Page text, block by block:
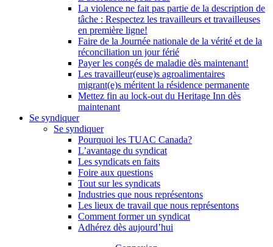
La violence ne fait pas partie de la description de
tâche : Respectez les travailleurs et travailleuses
en première ligne!
Faire de la Journée nationale de la vérité et de la
réconciliation un jour férié
Payer les congés de maladie dès maintenant!
Les travailleur(euse)s agroalimentaires
migrant(e)s méritent la résidence permanente
Mettez fin au lock-out du Heritage Inn dès
maintenant
Se syndiquer
Se syndiquer
Pourquoi les TUAC Canada?
L’avantage du syndicat
Les syndicats en faits
Foire aux questions
Tout sur les syndicats
Industries que nous représentons
Les lieux de travail que nous représentons
Comment former un syndicat
Adhérez dès aujourd’hui